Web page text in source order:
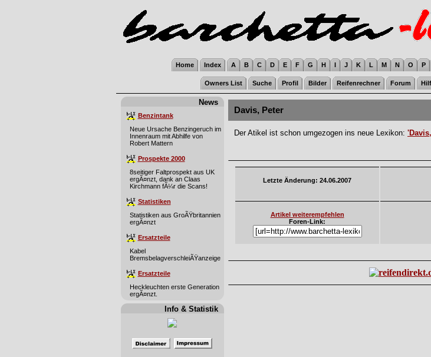
Home Index A B C D E F G H I J K L M N O P
Owners List Suche Profil Bilder Reifenrechner Forum
News
Benzintank
Neue Ursache Benzingeruch im
Innenraum mit Abhilfe von
Robert Mattern
Prospekte 2000
8seitiger Faltprospekt aus UK
ergÃ¤nzt, dank an Claas
Kirchmann fÃ¼r die Scans!
Statistiken
Statistiken aus GroÃŸbritannien
ergÃ¤nzt
Ersatzteile
Kabel
BremsbelagverschleiÃŸanzeige
Ersatzteile
Heckleuchten erste Generation
ergÃ¤nzt.
Info & Statistik
Davis, Peter
Der Atikel ist schon umgezogen ins neue Lexikon:
Letzte Änderung: 24.06.2007
Artikel weiterempfehlen
Foren-Link: